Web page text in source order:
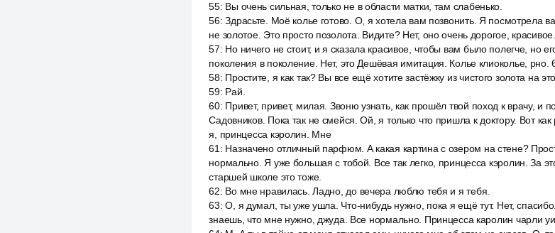
55: Вы очень сильная, только не в области матки, там слабенько.
56:Здрасьте. Моё колье готово. О, я хотела вам позвонить. Я посмотрела
не золотое. Это просто позолота. Видите? Нет, оно очень дорогое, красивое.
57: Но ничего не стоит, и я сказала красивое, чтобы вам было полегче, но
поколения в поколение. Нет, это Дешёвая имитация. Колье клиоколье, рно.
58: Простите, я как так? Вы все ещё хотите застёжку из чистого золота на
59: Рай.
60: Привет, привет, милая. Звоню узнать, как прошёл твой поход к врачу, и
Садовников. Пока так не смейся. Ой, я только что пришла к доктору. Вот как
я, принцесса кэролин. Мне
61 : Назначено отличный парфюм. А какая картина с озером на стене?
нормально. Я уже большая с тобой. Все так легко, принцесса кэролин. За
старшей школе это тоже.
62: Во мне нравилась. Ладно, до вечера люблю тебя и я тебя.
63:О, я думал, ты уже ушла. Что-нибудь нужно, пока я ещё тут. Нет,
знаешь, что мне нужно, джуда. Все нормально. Принцесса каролин чарли